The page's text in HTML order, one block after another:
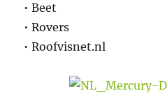
• Beet
• Rovers
• Roofvisnet.nl